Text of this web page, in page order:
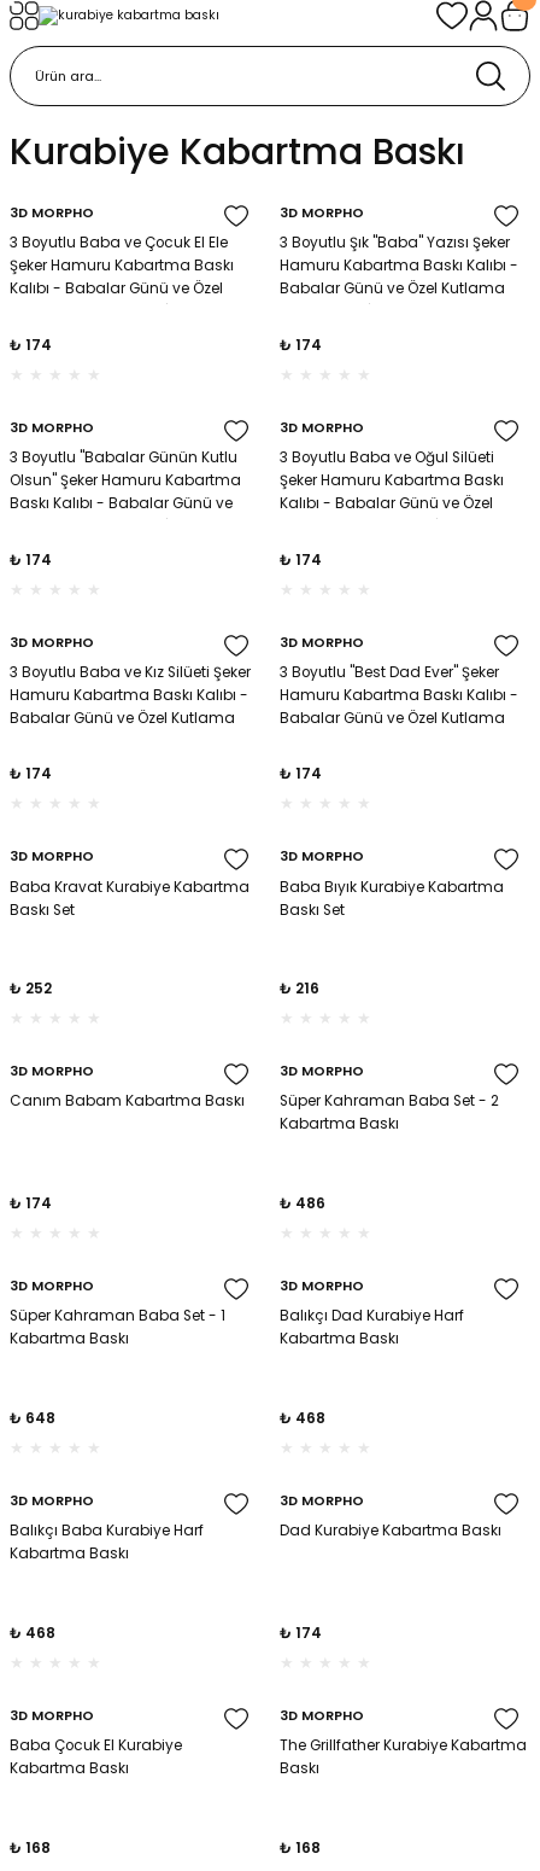
Kurabiye Kabartma Baskı
3D MORPHO
3 Boyutlu Baba ve Çocuk El Ele
Şeker Hamuru Kabartma Baskı
Kalıbı - Babalar Günü ve Özel
₺ 174
3D MORPHO
3 Boyutlu Şık ''Baba'' Yazısı Şeker
Hamuru Kabartma Baskı Kalıbı -
Babalar Günü ve Özel Kutlama
₺ 174
3D MORPHO
3 Boyutlu ''Babalar Günün Kutlu
Olsun'' Şeker Hamuru Kabartma
Baskı Kalıbı - Babalar Günü ve
₺ 174
3D MORPHO
3 Boyutlu Baba ve Oğul Silüeti
Şeker Hamuru Kabartma Baskı
Kalıbı - Babalar Günü ve Özel
₺ 174
3D MORPHO
3 Boyutlu Baba ve Kız Silüeti Şeker
Hamuru Kabartma Baskı Kalıbı -
Babalar Günü ve Özel Kutlama
₺ 174
3D MORPHO
3 Boyutlu ''Best Dad Ever'' Şeker
Hamuru Kabartma Baskı Kalıbı -
Babalar Günü ve Özel Kutlama
₺ 174
3D MORPHO
Baba Kravat Kurabiye Kabartma
Baskı Set
₺ 252
3D MORPHO
Baba Bıyık Kurabiye Kabartma
Baskı Set
₺ 216
3D MORPHO
Canım Babam Kabartma Baskı
₺ 174
3D MORPHO
Süper Kahraman Baba Set - 2
Kabartma Baskı
₺ 486
3D MORPHO
Süper Kahraman Baba Set - 1
Kabartma Baskı
₺ 648
3D MORPHO
Balıkçı Dad Kurabiye Harf
Kabartma Baskı
₺ 468
3D MORPHO
Balıkçı Baba Kurabiye Harf
Kabartma Baskı
₺ 468
3D MORPHO
Dad Kurabiye Kabartma Baskı
₺ 174
3D MORPHO
Baba Çocuk El Kurabiye
Kabartma Baskı
₺ 168
3D MORPHO
The Grillfather Kurabiye Kabartma
Baskı
₺ 168
Malzemeleri
Baskı
Çek Kalıp
/ Embosser
Aparatları
Pleksi
Kağıdı